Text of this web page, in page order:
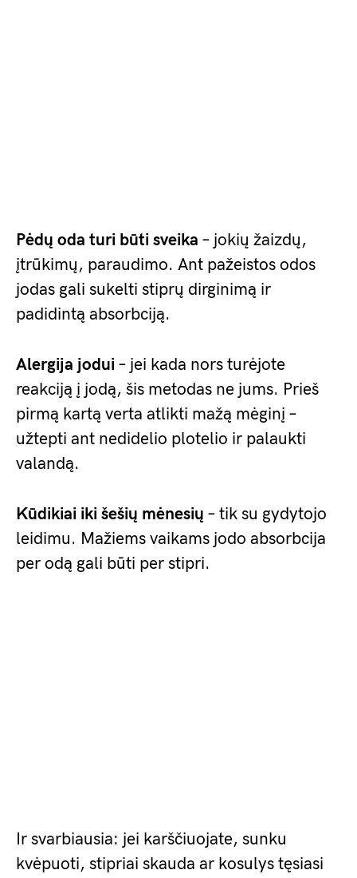
Pėdų oda turi būti sveika – jokių žaizdų,
įtrūkimų, paraudimo. Ant pažeistos odos
jodas gali sukelti stiprų dirginimą ir
padidintą absorbciją.
Alergija jodui – jei kada nors turėjote
reakciją į jodą, šis metodas ne jums. Prieš
pirmą kartą verta atlikti mažą mėginį –
užtepti ant nedidelio plotelio ir palaukti
valandą.
Kūdikiai iki šešių mėnesių – tik su gydytojo
leidimu. Mažiems vaikams jodo absorbcija
per odą gali būti per stipri.
Ir svarbiausia: jei karščiuojate, sunku
kvėpuoti, stipriai skauda ar kosulys tęsiasi